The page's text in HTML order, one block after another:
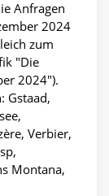
Anfragen
2024
zum
"Die
2024").
Gstaad,
Verbier,
Montana,